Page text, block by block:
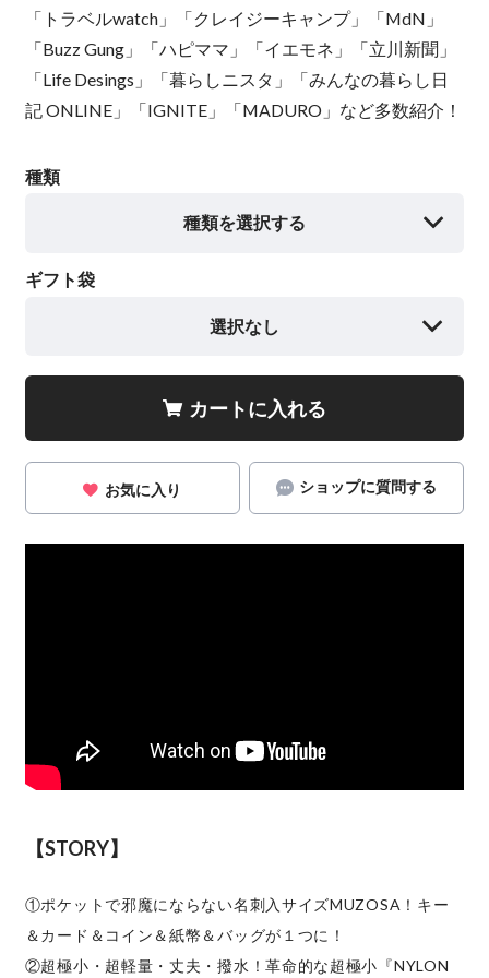
「トラベルwatch」「クレイジーキャンプ」「MdN」
「Buzz Gung」「ハピママ」「イエモネ」「立川新聞」
「Life Desings」「暮らしニスタ」「みんなの暮らし日
記 ONLINE」「IGNITE」「MADURO」など多数紹介！
種類
種類を選択する
ギフト袋
選択なし
カートに入れる
お気に入り ショップに質問する
【STORY】
①ポケットで邪魔にならない名刺入サイズMUZOSA！キー
＆カード＆コイン＆紙幣＆バッグが１つに！
②超極小・超軽量・丈夫・撥水！革命的な超極小『NYLON